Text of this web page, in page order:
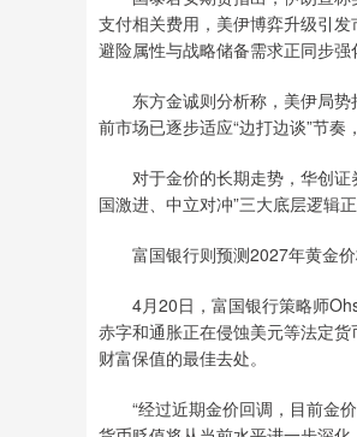
支付相关费用，美伊博弈升级引
避险属性与战略储备需求正同步强
东方金诚则分析称，美伊局势
前市场已逐步适应“边打边谈”节奏
对于金价的长期走势，华创证
国激进、中立对冲”三大底层逻辑
富国银行则预测2027年黄金价
4月20日，富国银行策略师
赤字和通胀正在侵蚀美元等法定
财富保值的最佳去处。
“经过近期金价回调，目前金价